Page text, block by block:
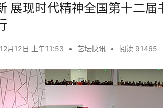
展现时代精神全国第十二
月12日 上午11:53 • 艺坛快讯 • 阅读 91465